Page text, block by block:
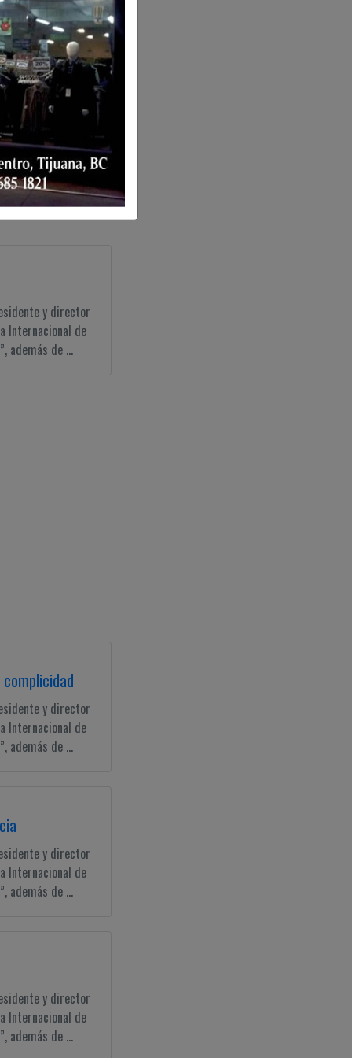
Internacional de
además de ...
y director
Internacional de
además de ...
y director
Internacional de
además de ...
y director
Internacional de
además de ...
y director
Internacional de
además de ...
y director
Internacional de
además de ...